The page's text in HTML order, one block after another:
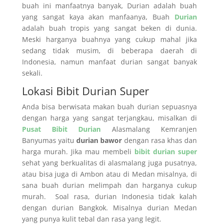
buah ini manfaatnya banyak, Durian adalah buah
yang sangat kaya akan manfaanya, Buah Durian
adalah buah tropis yang sangat beken di dunia.
Meski harganya buahnya yang cukup mahal jika
sedang tidak musim, di beberapa daerah di
Indonesia, namun manfaat durian sangat banyak
sekali.
Lokasi Bibit Durian Super
Anda bisa berwisata makan buah durian sepuasnya
dengan harga yang sangat terjangkau, misalkan di
Pusat Bibit Durian Alasmalang Kemranjen
Banyumas yaitudurian bawor dengan rasa khas dan
harga murah. Jika mau membeli bibit durian super
sehat yang berkualitas di alasmalang juga pusatnya,
atau bisa juga di Ambon atau di Medan misalnya, di
sana buah durian melimpah dan harganya cukup
murah. Soal rasa, durian Indonesia tidak kalah
dengan durian Bangkok. Misalnya durian Medan
yang punya kulit tebal dan rasa yang legit.